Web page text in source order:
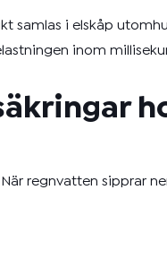
samlas i elskåp
inom
regnvatten sipprar